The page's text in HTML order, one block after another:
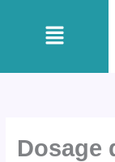
Menu
Dosage